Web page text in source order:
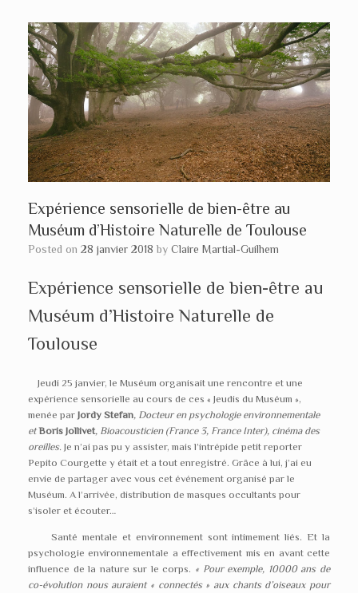
Expérience sensorielle de bien-être au
Muséum d’Histoire Naturelle de Toulouse
Posted on 28 janvier 2018 by Claire Martial-Guilhem
Expérience sensorielle de bien-être au
Muséum d’Histoire Naturelle de
Toulouse
Jeudi 25 janvier, le Muséum organisait une rencontre et une
expérience sensorielle au cours de ces « Jeudis du Muséum »,
menée par Jordy Stefan, Docteur en psychologie environnementale
etBoris Jollivet, Bioacousticien (France 3, France Inter), cinéma des
oreilles. Je n’ai pas pu y assister, mais l’intrépide petit reporter
Pepito Courgette y était et a tout enregistré. Grâce à lui, j’ai eu
envie de partager avec vous cet événement organisé par le
Muséum. A l’arrivée, distribution de masques occultants pour
s’isoler et écouter…
Santé mentale et environnement sont intimement liés. Et la
psychologie environnementale a effectivement mis en avant cette
influence de la nature sur le corps. « Pour exemple, 10000 ans de
co-évolution nous au­raient « connectés » aux chants d’oiseaux pour